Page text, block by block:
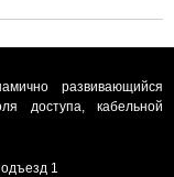
развивающийся
доступа, кабельной
1